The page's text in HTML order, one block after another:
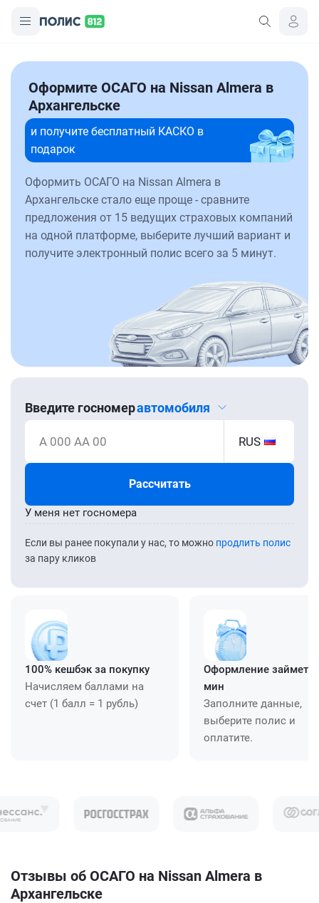
Оформите ОСАГО на Nissan Almera в
Архангельске
и получите бесплатный КАСКО в
подарок
Оформить ОСАГО на Nissan Almera в
Архангельске стало еще проще - сравните
предложения от 15 ведущих страховых компаний
на одной платформе, выберите лучший вариант и
получите электронный полис всего за 5 минут.
Введите госномеравтомобиля
А 000 АА 00 RUS
Рассчитать
Если вы ранее покупали у нас, то можно продлить полис
за пару кликов
У меня нет госномера
100% кешбэк за покупку
Начисляем баллами на
счет (1 балл = 1 рубль)
Оформление займет
мин
Заполните данные,
выберите полис и
оплатите.
Отзывы об ОСАГО на Nissan Almera в
Архангельске